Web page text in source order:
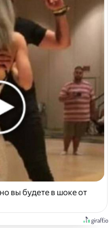
вы будете в шоке от